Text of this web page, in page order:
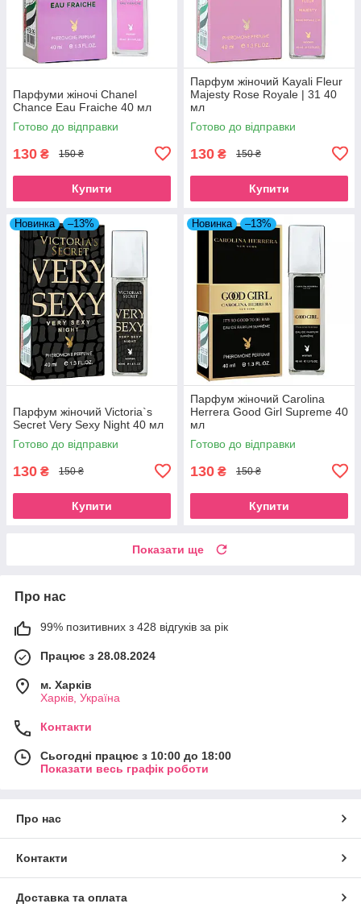
Парфуми жіночі Chanel
Chance Eau Fraiche 40 мл
Готово до відправки
130 ₴ 150 ₴
Купити
Парфум жіночий Kayali Fleur
Majesty Rose Royale | 31 40
мл
Готово до відправки
130 ₴ 150 ₴
Купити
Новинка –13%
Парфум жіночий Victoria`s
Secret Very Sexy Night 40 мл
Готово до відправки
130 ₴ 150 ₴
Купити
Новинка –13%
Парфум жіночий Carolina
Herrera Good Girl Supreme 40
мл
Готово до відправки
130 ₴ 150 ₴
Купити
Показати ще
Про нас
99% позитивних з 428 відгуків за рік
Працює з 28.08.2024
м. Харків
Харків, Україна
Контакти
Сьогодні працює з 10:00 до 18:00
Показати весь графік роботи
Про нас
Контакти
Доставка та оплата